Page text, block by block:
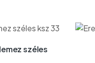
széles